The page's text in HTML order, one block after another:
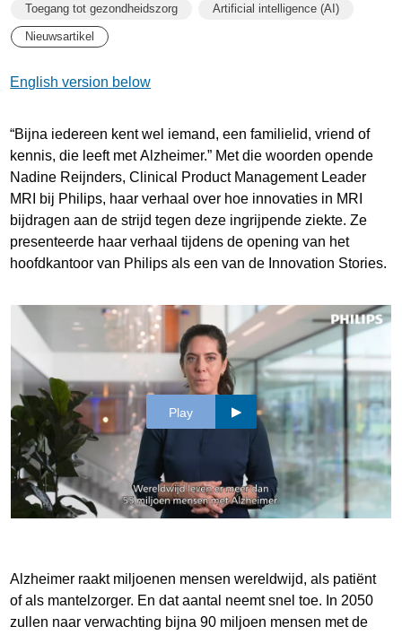
Toegang tot gezondheidszorg Artificial intelligence (AI)
Nieuwsartikel
English version below
“Bijna iedereen kent wel iemand, een familielid, vriend of
kennis, die leeft met Alzheimer.” Met die woorden opende
Nadine Reijnders, Clinical Product Management Leader
MRI bij Philips, haar verhaal over hoe innovaties in MRI
bijdragen aan de strijd tegen deze ingrijpende ziekte. Ze
presenteerde haar verhaal tijdens de opening van het
hoofdkantoor van Philips als een van de Innovation Stories.
Play
Alzheimer raakt miljoenen mensen wereldwijd, als patiënt
of als mantelzorger. En dat aantal neemt snel toe. In 2050
zullen naar verwachting bijna 90 miljoen mensen met de